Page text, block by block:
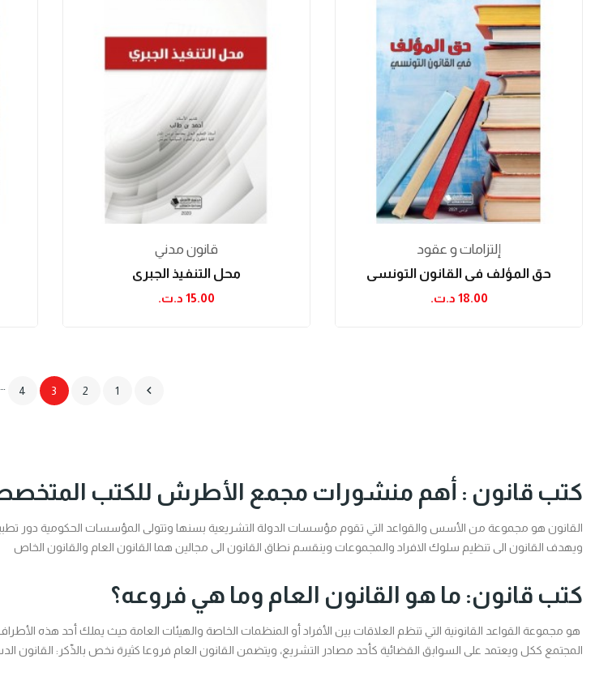
إلتزامات و عقود
حق المؤلف في القانون التونسي
18.00 د.ت.‏
قانون مدني
محل التنفيذ الجبري
15.00 د.ت.‏

1
2
3
4
كتب قانون : أهم منشورات مجمع الأطرش للكتب
القانون هو مجموعة من الأسس والقواعد التي تقوم مؤسسات الدولة التشريعية بسنها وتتولى المؤسسات الحكومية دور
ويهدف القانون الى تنظيم سلوك الافراد والمجموعات وينقسم نطاق القانون الى مجالين هما القانون العام والقانون الخاص
كتب قانون: ما هو القانون العام وما هي فروعه؟
هو مجموعة القواعد القانونية التي تنظم العلاقات بين الأفراد أو المنظمات الخاصة والهيئات العامة حيث يملك أحد هذه
المجتمع ككل ويعتمد على السوابق القضائية كأحد مصادر التشريع، ويتضمن القانون العام فروعا كثيرة نخص بالذّكر: القانون